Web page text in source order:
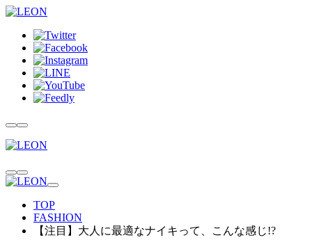
TOP
FASHION
【注目】大人に最適なナイキって、こんな感じ!?